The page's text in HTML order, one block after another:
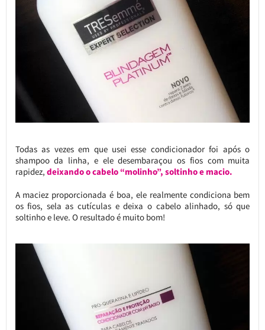
Todas as vezes em que usei esse condicionador foi após o
shampoo da linha, e ele desembaraçou os fios com muita
rapidez, deixando o cabelo “molinho”, soltinho e macio.
A maciez proporcionada é boa, ele realmente condiciona bem
os fios, sela as cutículas e deixa o cabelo alinhado, só que
soltinho e leve. O resultado é muito bom!